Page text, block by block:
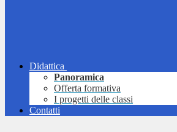
Didattica
Panoramica
Offerta formativa
I progetti delle classi
Contatti